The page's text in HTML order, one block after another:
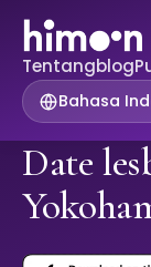
Tentangblog
Bahasa
Date